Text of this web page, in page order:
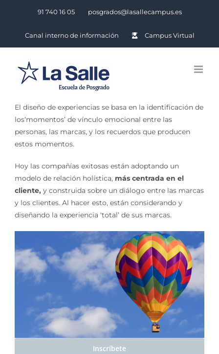
91 740 16 05 posgrados@lasallecampus.es
Canal interno de información Campus Virtual
El diseño de experiencias se basa en la identificación de
los‘momentos’ de vínculo emocional entre las
personas, las marcas, y los recuerdos que producen
estos momentos.
Hoy las compañías exitosas están adoptando un
modelo de relación holística, más centrada en el
cliente, y construida sobre un diálogo entre las marcas
y los clientes. Al hacer esto, están considerando y
diseñando la experiencia ‘total’ de sus marcas.
Inscríbete